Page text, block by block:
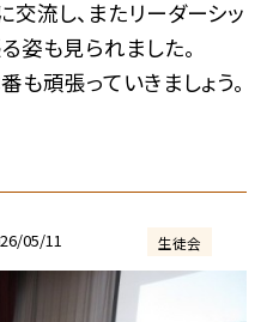
流し、またリーダーシッ
姿も見られました。
も頑張っていきましょう。
05/11 生徒会